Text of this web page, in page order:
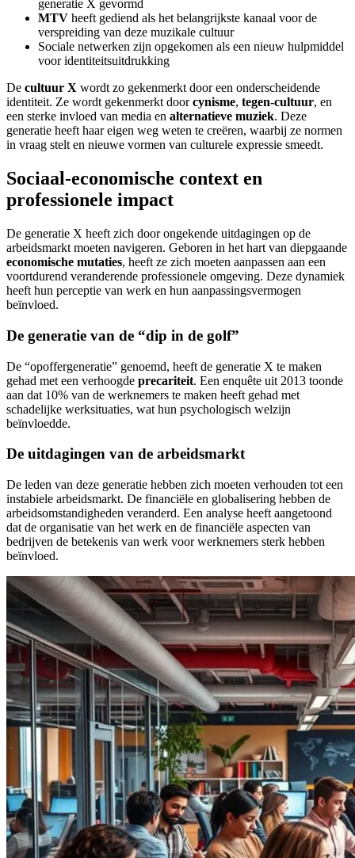
generatie X gevormd
MTV heeft gediend als het belangrijkste kanaal voor de
verspreiding van deze muzikale cultuur
Sociale netwerken zijn opgekomen als een nieuw hulpmiddel
voor identiteitsuitdrukking
De cultuur X wordt zo gekenmerkt door een onderscheidende
identiteit. Ze wordt gekenmerkt doorcynisme, tegen-cultuur, en
een sterke invloed van media en alternatieve muziek. Deze
generatie heeft haar eigen weg weten te creëren, waarbij ze normen
in vraag stelt en nieuwe vormen van culturele expressie smeedt.
Sociaal-economische context en
professionele impact
De generatie X heeft zich door ongekende uitdagingen op de
arbeidsmarkt moeten navigeren. Geboren in het hart van diepgaande
economische mutaties, heeft ze zich moeten aanpassen aan een
voortdurend veranderende professionele omgeving. Deze dynamiek
heeft hun perceptie van werk en hun aanpassingsvermogen
beïnvloed.
De generatie van de “dip in de golf”
De “opoffergeneratie” genoemd, heeft de generatie X te maken
gehad met een verhoogde precariteit. Een enquête uit 2013 toonde
aan dat 10% van de werknemers te maken heeft gehad met
schadelijke werksituaties, wat hun psychologisch welzijn
beïnvloedde.
De uitdagingen van de arbeidsmarkt
De leden van deze generatie hebben zich moeten verhouden tot een
instabiele arbeidsmarkt. De financiële en globalisering hebben de
arbeidsomstandigheden veranderd. Een analyse heeft aangetoond
dat de organisatie van het werk en de financiële aspecten van
bedrijven de betekenis van werk voor werknemers sterk hebben
beïnvloed.